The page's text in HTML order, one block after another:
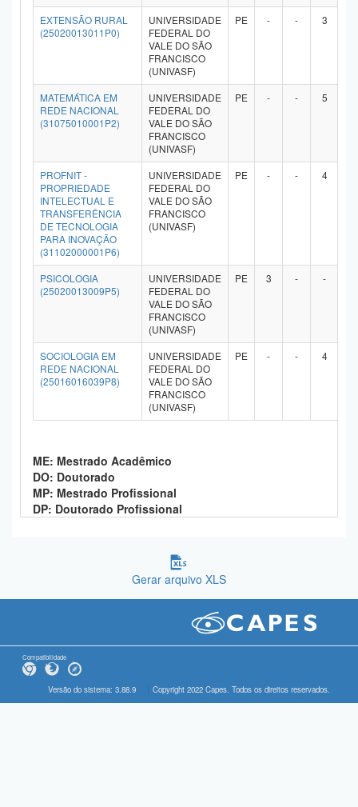
EXTENSÃO RURAL
(25020013011P0)
UNIVERSIDADE
FEDERAL DO
VALE DO SÃO
FRANCISCO
(UNIVASF)
PE - - 3
MATEMÁTICA EM
REDE NACIONAL
(31075010001P2)
UNIVERSIDADE
FEDERAL DO
VALE DO SÃO
FRANCISCO
(UNIVASF)
PE - - 5
PROFNIT -
PROPRIEDADE
INTELECTUAL E
TRANSFERÊNCIA
DE TECNOLOGIA
PARA INOVAÇÃO
(31102000001P6)
UNIVERSIDADE
FEDERAL DO
VALE DO SÃO
FRANCISCO
(UNIVASF)
PE - - 4
PSICOLOGIA
(25020013009P5)
UNIVERSIDADE
FEDERAL DO
VALE DO SÃO
FRANCISCO
(UNIVASF)
PE 3 - -
SOCIOLOGIA EM
REDE NACIONAL
(25016016039P8)
UNIVERSIDADE
FEDERAL DO
VALE DO SÃO
FRANCISCO
(UNIVASF)
PE - - 4
ME: Mestrado Acadêmico
DO: Doutorado
MP: Mestrado Profissional
DP: Doutorado Profissional
Gerar arquivo XLS
Compatibilidade
Versão do sistema: 3.88.9 Copyright 2022 Capes. Todos os direitos reservados.